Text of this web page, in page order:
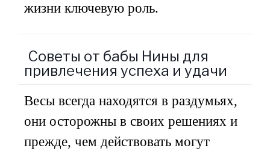
жизни ключевую роль.
Советы от бабы Нины для
привлечения успеха и удачи
Весы всегда находятся в раздумьях,
они осторожны в своих решениях и
прежде, чем действовать могут